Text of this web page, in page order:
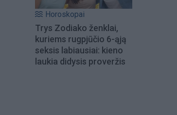
Horoskopai
Trys Zodiako ženklai,
kuriems rugpjūčio 6-ąją
seksis labiausiai: kieno
laukia didysis proveržis